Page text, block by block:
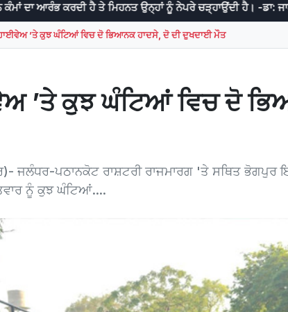
ਹੈ ਤੇ ਮਿਹਨਤ ਉਨ੍ਹਾਂ ਨੂੰ ਨੇਪਰੇ ਚੜ੍ਹਾਉਂਦੀ ਹੈ। -ਡਾ: ਜਾਨਸਨ
’ਤੇ ਕੁਝ ਘੰਟਿਆਂ ਵਿਚ ਦੋ ਭਿਆਨਕ ਹਾਦਸੇ, ਦੋ ਦੀ ਦੁਖਦਾਈ ਮੌਤ
’ਤੇ ਕੁਝ ਘੰਟਿਆਂ ਵਿਚ ਦੋ
ਜਲੰਧਰ-ਪਠਾਨਕੋਟ ਰਾਸ਼ਟਰੀ ਰਾਜਮਾਰਗ 'ਤੇ ਸਥਿਤ ਭੋਗਪੁਰ
ਨੂੰ ਕੁਝ ਘੰਟਿਆਂ....